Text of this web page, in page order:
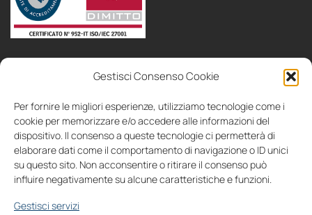
Gestisci Consenso Cookie
Per fornire le migliori esperienze, utilizziamo tecnologie come i
cookie per memorizzare e/o accedere alle informazioni del
dispositivo. Il consenso a queste tecnologie ci permetterà di
elaborare dati come il comportamento di navigazione o ID unici
su questo sito. Non acconsentire o ritirare il consenso può
influire negativamente su alcune caratteristiche e funzioni.
Gestisci servizi
bandiconsulenzacollaboriamo EN
Seguici su